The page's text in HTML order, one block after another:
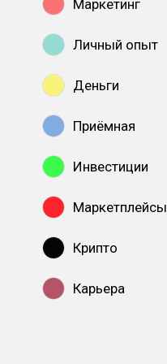
Маркетинг
Личный опыт
Деньги
Приёмная
Инвестиции
Маркетплейсы
Крипто
Карьера